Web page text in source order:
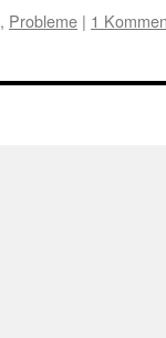
, Probleme | 1